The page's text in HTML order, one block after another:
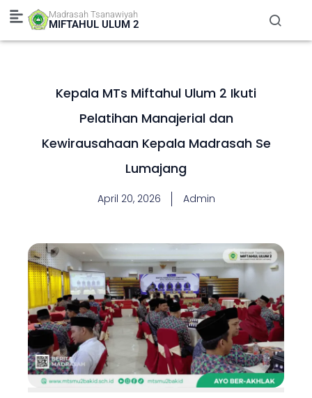
Skip
content
Madrasah Tsanawiyah
MIFTAHUL ULUM 2
Kepala MTs Miftahul Ulum 2 Ikuti
Pelatihan Manajerial dan
Kewirausahaan Kepala Madrasah Se
Lumajang
April 20, 2026 Admin